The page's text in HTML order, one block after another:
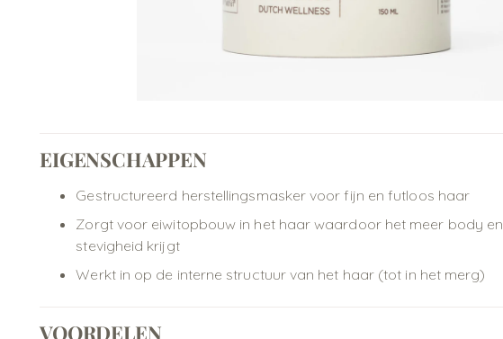
EIGENSCHAPPEN
Gestructureerd herstellingsmasker voor fijn en futloos haar
Zorgt voor eiwitopbouw in het haar waardoor het meer body en
stevigheid krijgt
Werkt in op de interne structuur van het haar (tot in het merg)
VOORDELEN